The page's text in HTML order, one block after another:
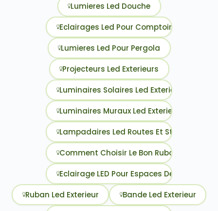
Lumieres Led Douche
Eclairages Led Pour Comptoir De Cuisine
Lumieres Led Pour Pergola
Projecteurs Led Exterieurs
Luminaires Solaires Led Exterieur
Luminaires Muraux Led Exterieur
Lampadaires Led Routes Et
Comment Choisir Le Bon Ruban Led
Eclairage LED Pour Espaces De Fitness
Ruban Led Exterieur Bande Led Exterieur